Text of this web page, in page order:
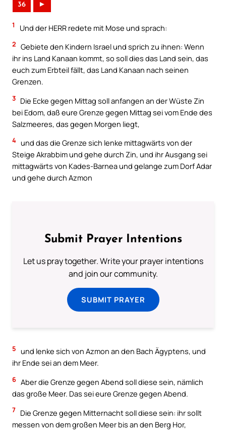
36 ►
1 Und der HERR redete mit Mose und sprach:
2 Gebiete den Kindern Israel und sprich zu ihnen: Wenn
ihr ins Land Kanaan kommt, so soll dies das Land sein, das
euch zum Erbteil fällt, das Land Kanaan nach seinen
Grenzen.
3 Die Ecke gegen Mittag soll anfangen an der Wüste Zin
bei Edom, daß eure Grenze gegen Mittag sei vom Ende des
Salzmeeres, das gegen Morgen liegt,
4 und das die Grenze sich lenke mittagwärts von der
Steige Akrabbim und gehe durch Zin, und ihr Ausgang sei
mittagwärts von Kades-Barnea und gelange zum Dorf Adar
und gehe durch Azmon
Submit Prayer Intentions
Let us pray together. Write your prayer intentions
and join our community.
SUBMIT PRAYER
5 und lenke sich von Azmon an den Bach Ägyptens, und
ihr Ende sei an dem Meer.
6 Aber die Grenze gegen Abend soll diese sein, nämlich
das große Meer. Das sei eure Grenze gegen Abend.
7 Die Grenze gegen Mitternacht soll diese sein: ihr sollt
messen von dem großen Meer bis an den Berg Hor,